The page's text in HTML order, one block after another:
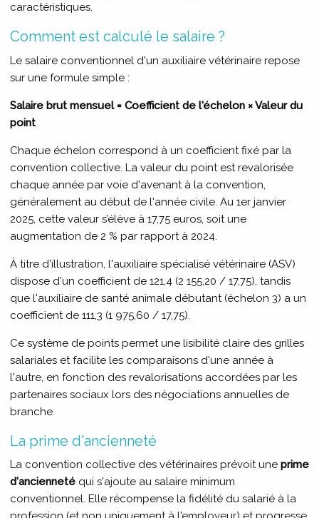
caractéristiques.
Comment est calculé le salaire ?
Le salaire conventionnel d'un auxiliaire vétérinaire repose
sur une formule simple :
Salaire brut mensuel = Coefficient de l'échelon × Valeur du
point
Chaque échelon correspond à un coefficient fixé par la
convention collective. La valeur du point est revalorisée
chaque année par voie d'avenant à la convention,
généralement au début de l'année civile. Au 1er janvier
2025, cette valeur s’élève à 17,75 euros, soit une
augmentation de 2 % par rapport à 2024.
À titre d'illustration, l'auxiliaire spécialisé vétérinaire (ASV)
dispose d'un coefficient de 121,4 (2 155,20 / 17,75), tandis
que l'auxiliaire de santé animale débutant (échelon 3) a un
coefficient de 111,3 (1 975,60 / 17,75).
Ce système de points permet une lisibilité claire des grilles
salariales et facilite les comparaisons d'une année à
l'autre, en fonction des revalorisations accordées par les
partenaires sociaux lors des négociations annuelles de
branche.
La prime d'ancienneté
La convention collective des vétérinaires prévoit une prime
d'ancienneté qui s'ajoute au salaire minimum
conventionnel. Elle récompense la fidélité du salarié à la